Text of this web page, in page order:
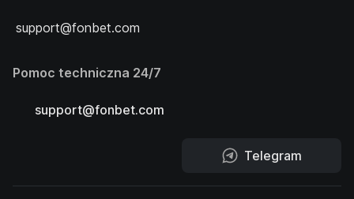
support@fonbet.com
Pomoc techniczna 24/7
support@fonbet.com
Telegram